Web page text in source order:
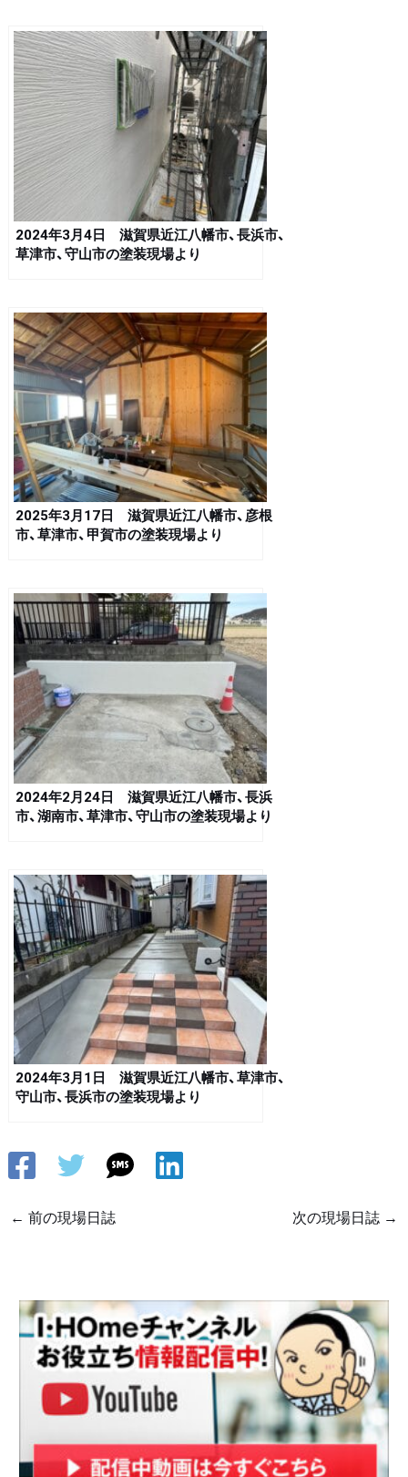
2024年3月4日 滋賀県近江八幡市、長浜市、
草津市、守山市の塗装現場より
2025年3月17日 滋賀県近江八幡市、彦根
市、草津市、甲賀市の塗装現場より
2024年2月24日 滋賀県近江八幡市、長浜
市、湖南市、草津市、守山市の塗装現場より
2024年3月1日 滋賀県近江八幡市、草津市、
守山市、長浜市の塗装現場より
← 前の現場日誌 次の現場日誌 →